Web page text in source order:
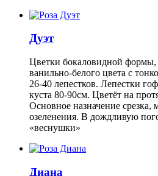
Дуэт
Цветки бокаловидной формы,
ванильно-белого цвета с
26-40 лепестков. Лепестки
куста 80-90см. Цветёт на
Основное назначение срезка,
озеленения. В дождливую
«веснушки»
Диана